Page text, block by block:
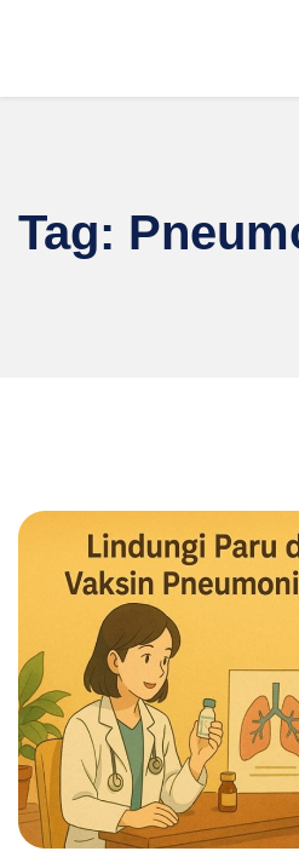
Tag: